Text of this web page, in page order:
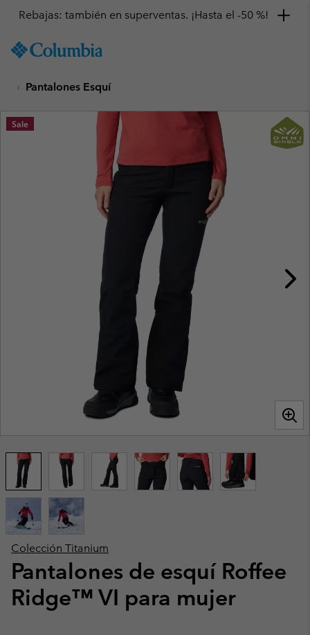
TO
SKIP
MAIN
NAV
Rebajas: también en superventas. ¡Hasta el -50 %!
Pantalones Esquí
Colección Titanium
Pantalones de esquí Roffee
Ridge™ VI para mujer
Sale